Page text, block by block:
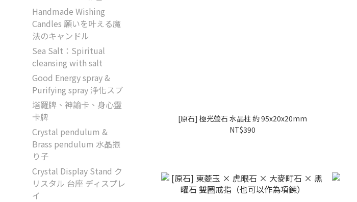
Handmade Wishing
Candles 願いを叶える魔
法のキャンドル
Sea Salt：Spiritual
cleansing with salt
Good Energy spray &
Purifying spray 浄化スプ
塔羅牌、神諭卡、身心靈
卡牌
Crystal pendulum &
Brass pendulum 水晶振
り子
Crystal Display Stand ク
リスタル 台座 ディスプレ
イ
[原石] 極光螢石 水晶柱 約 95x20x20mm
NT$390